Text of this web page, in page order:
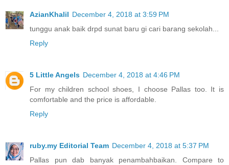
AzianKhalil December 4, 2018 at 3:59 PM
tunggu anak baik drpd sunat baru gi cari barang sekolah...
Reply
5 Little Angels December 4, 2018 at 4:46 PM
For my children school shoes, I choose Pallas too. It is
comfortable and the price is affordable.
Reply
ruby.my Editorial Team December 4, 2018 at 5:37 PM
Pallas pun dab banyak penambahbaikan. Compare to